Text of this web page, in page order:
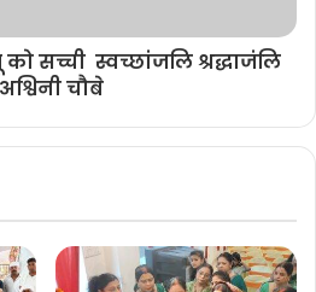
को सच्ची स्वच्छांजलि श्रद्धाजंलि
चौबे